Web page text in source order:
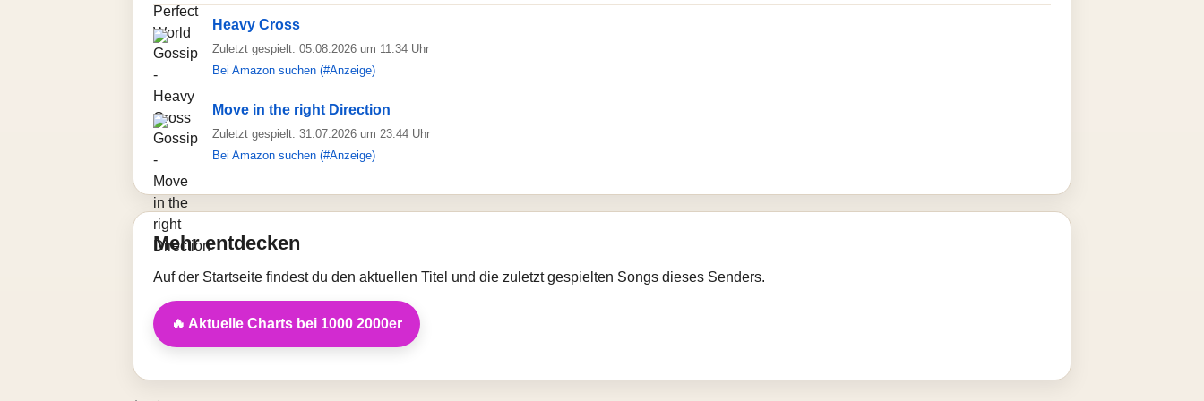
Heavy Cross
Zuletzt gespielt: 05.08.2026 um 11:34 Uhr
Bei Amazon suchen (#Anzeige)
Move in the right Direction
Zuletzt gespielt: 31.07.2026 um 23:44 Uhr
Bei Amazon suchen (#Anzeige)
Mehr entdecken
Auf der Startseite findest du den aktuellen Titel und die zuletzt gespielten Songs dieses Senders.
🔥 Aktuelle Charts bei 1000 2000er